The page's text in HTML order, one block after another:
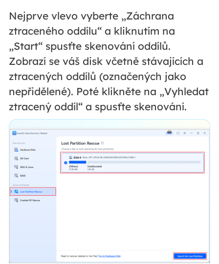
Nejprve vlevo vyberte „Záchrana
ztraceného oddílu“ a kliknutím na
„Start“ spusťte skenování oddílů.
Zobrazí se váš disk včetně stávajících a
ztracených oddílů (označených jako
nepřidělené). Poté klikněte na „Vyhledat
ztracený oddíl“ a spusťte skenování.